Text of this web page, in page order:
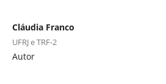
Cláudia Franco
UFRJ e TRF-2
Autor